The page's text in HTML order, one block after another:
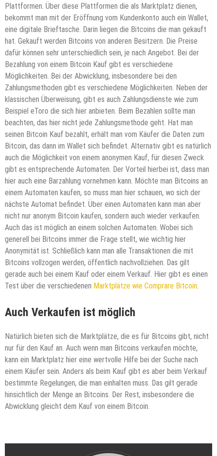
Plattformen. Über diese Plattformen die als Marktplatz dienen,
bekommt man mit der Eröffnung vom Kundenkonto auch ein Wallet,
eine digitale Brieftasche. Darin liegen die Bitcoins die man gekauft
hat. Gekauft werden Bitcoins von anderen Besitzern. Die Preise
dafür können sehr unterschiedlich sein, je nach Angebot. Bei der
Bezahlung von einem Bitcoin Kauf gibt es verschiedene
Möglichkeiten. Bei der Abwicklung, insbesondere bei den
Zahlungsmethoden gibt es verschiedene Möglichkeiten. Neben der
klassischen Überweisung, gibt es auch Zahlungsdienste wie zum
Beispiel eToro die sich hier anbieten. Beim Bezahlen sollte man
beachten, das hier nicht jede Zahlungsmethode geht. Hat man
seinen Bitcoin Kauf bezahlt, erhält man vom Käufer die Daten zum
Bitcoin, das dann im Wallet sich befindet. Alternativ gibt es natürlich
auch die Möglichkeit von einem anonymen Kauf, für diesen Zweck
gibt es entsprechende Automaten. Der Vorteil hierbei ist, dass man
hier auch eine Barzahlung vornehmen kann. Möchte man Bitcoins an
einem Automaten kaufen, so muss man hier schauen, wo sich der
nächste Automat befindet. Über einen Automaten kann man aber
nicht nur anonym Bitcoin kaufen, sondern auch wieder verkaufen.
Auch das ist möglich an einem solchen Automaten. Wobei sich
generell bei Bitcoins immer die Frage stellt, wie wichtig hier
Anonymität ist. Schließlich kann man alle Transaktionen die mit
Bitcoins vollzogen werden, öffentlich nachvollziehen. Das gilt
gerade auch bei einem Kauf oder einem Verkauf. Hier gibt es einen
Test über die verschiedenen Marktplätze wie Comprare Bitcoin.
Auch Verkaufen ist möglich
Natürlich bieten sich die Marktplätze, die es für Bitcoins gibt, nicht
nur für den Kauf an. Auch wenn man Bitcoins verkaufen möchte,
kann ein Marktplatz hier eine wertvolle Hilfe bei der Suche nach
einem Käufer sein. Anders als beim Kauf gibt es aber beim Verkauf
bestimmte Regelungen, die man einhalten muss. Das gilt gerade
hinsichtlich der Menge an Bitcoins. Der Rest, insbesondere die
Abwicklung gleicht dem Kauf von einem Bitcoin.